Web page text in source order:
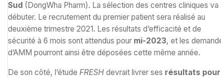
Sud (DongWha Pharm). La sélection des centres cliniques va
débuter. Le recrutement du premier patient sera réalisé au
deuxième trimestre 2021. Les résultats d’efficacité et de
sécurité à 6 mois sont attendus pour mi-2023, et les
d’AMM pourront ainsi être déposées cette même année.
De son côté, l’étude FRESH devrait livrer ses résultats pour